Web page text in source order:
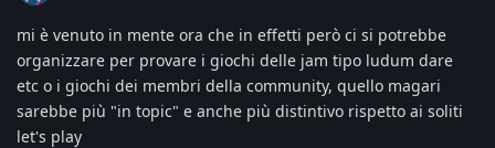
mi è venuto in mente ora che in effetti però ci si potrebbe
organizzare per provare i giochi delle jam tipo ludum dare
etc o i giochi dei membri della community, quello magari
sarebbe più "in topic" e anche più distintivo rispetto ai soliti
let's play